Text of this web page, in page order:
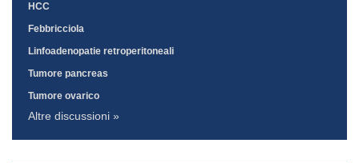
HCC
Febbricciola
Linfoadenopatie retroperitoneali
Tumore pancreas
Tumore ovarico
Altre discussioni »